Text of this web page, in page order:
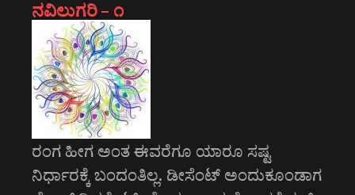
ನವಿಲುಗರಿ – ೧
ರಂಗ ಹೀಗ ಅಂತ ಈವರೆಗೂ ಯಾರೂ ಸಷ್ಟ
ನಿರ್ಧಾರಕ್ಕೆ ಬಂದಂತಿಲ್ಲ. ಡೀಸೆಂಟ್ ಅಂದುಕೂಂಡಾಗ